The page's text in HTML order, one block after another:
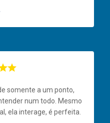
somente a um ponto,
num todo. Mesmo
ela interage, é perfeita.